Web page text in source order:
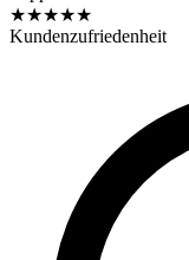
★★★★★
Kundenzufriedenheit